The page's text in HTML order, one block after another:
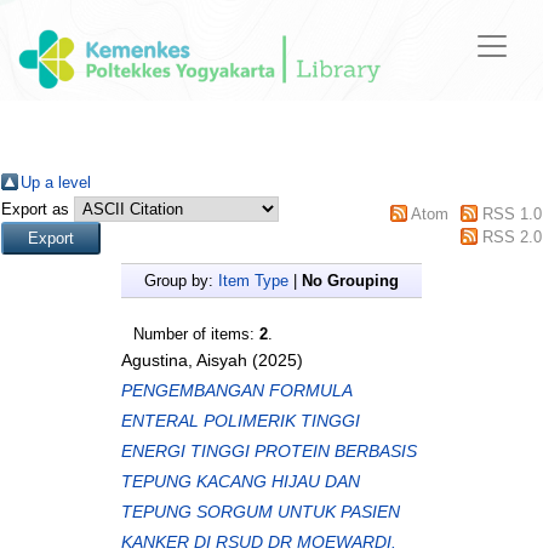
Up a level
Export as
Atom
RSS 1.0
RSS 2.0
Group by: Item Type No Grouping
Number of items: 2.
Agustina, Aisyah (2025)
PENGEMBANGAN FORMULA
ENTERAL POLIMERIK TINGGI
ENERGI TINGGI PROTEIN BERBASIS
TEPUNG KACANG HIJAU DAN
TEPUNG SORGUM UNTUK PASIEN
KANKER DI RSUD DR MOEWARDI.